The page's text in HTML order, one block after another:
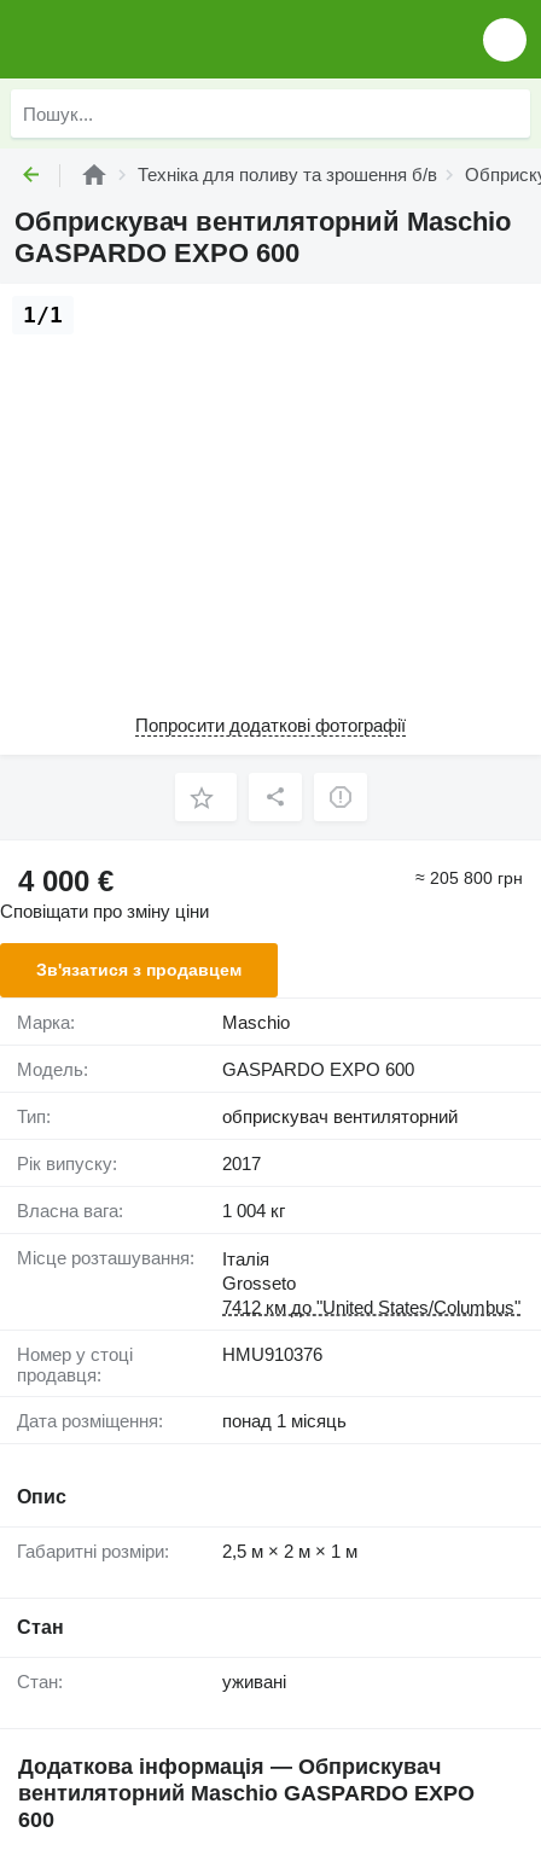
Техніка для поливу та зрошення б/в
Обприскувач вентиляторний Maschio
GASPARDO EXPO 600
1/1
Попросити додаткові фотографії
4 000 € ≈ 205 800 грн
Сповіщати про зміну ціни
Зв'язатися з продавцем
Марка: Maschio
Модель: GASPARDO EXPO 600
Тип: обприскувач вентиляторний
Рік випуску: 2017
Власна вага: 1 004 кг
Місце розташування:
Італія
Grosseto
7412 км до "United States/Columbus"
Номер у стоці
продавця:
HMU910376
Дата розміщення: понад 1 місяць
Опис
Габаритні розміри: 2,5 м × 2 м × 1 м
Стан
Стан: уживані
Додаткова інформація — Обприскувач
вентиляторний Maschio GASPARDO EXPO
600